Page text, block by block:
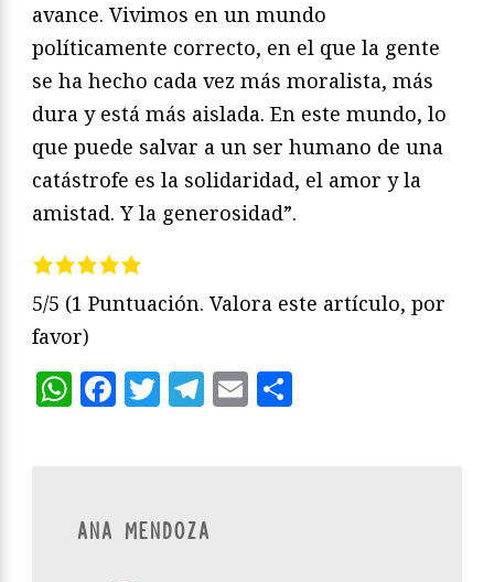
avance. Vivimos en un mundo
políticamente correcto, en el que la gente
se ha hecho cada vez más moralista, más
dura y está más aislada. En este mundo, lo
que puede salvar a un ser humano de una
catástrofe es la solidaridad, el amor y la
amistad. Y la generosidad”.
5/5 (1 Puntuación. Valora este artículo, por
favor)
WhatsApp
Facebook
Twitter
Telegram
Email
ANA MENDOZA